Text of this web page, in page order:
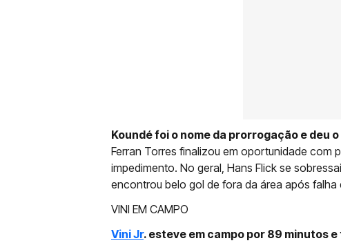
Koundé foi o nome da prorrogação e deu
Ferran Torres finalizou em oportunidade com
impedimento. No geral, Hans Flick se
encontrou belo gol de fora da área após falha
VINI EM CAMPO
Vini Jr. esteve em campo por 89 minutos